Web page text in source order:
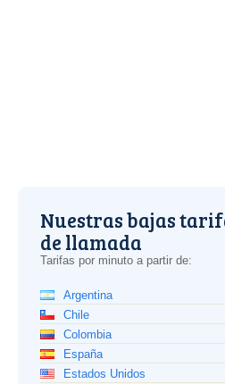
Nuestras bajas
de llamada
Tarifas por minuto a partir de:
Argentina
Chile
Colombia
España
Estados Unidos